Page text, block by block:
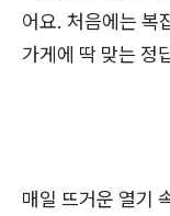
어요. 처음에는 복
가게에 딱 맞는 정
매일 뜨거운 열기